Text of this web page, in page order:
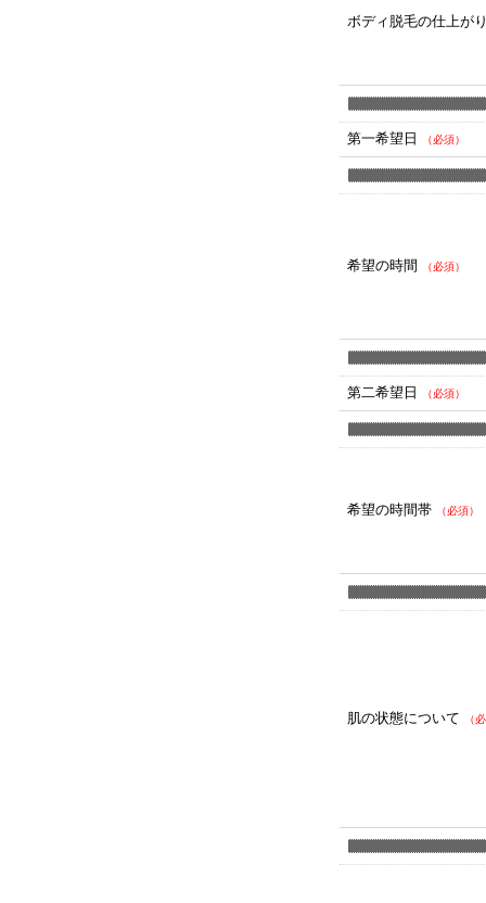
ボディ脱毛の仕上が
第一希望日 （必須）
希望の時間 （必須）
第二希望日 （必須）
希望の時間帯 （必須）
肌の状態について （